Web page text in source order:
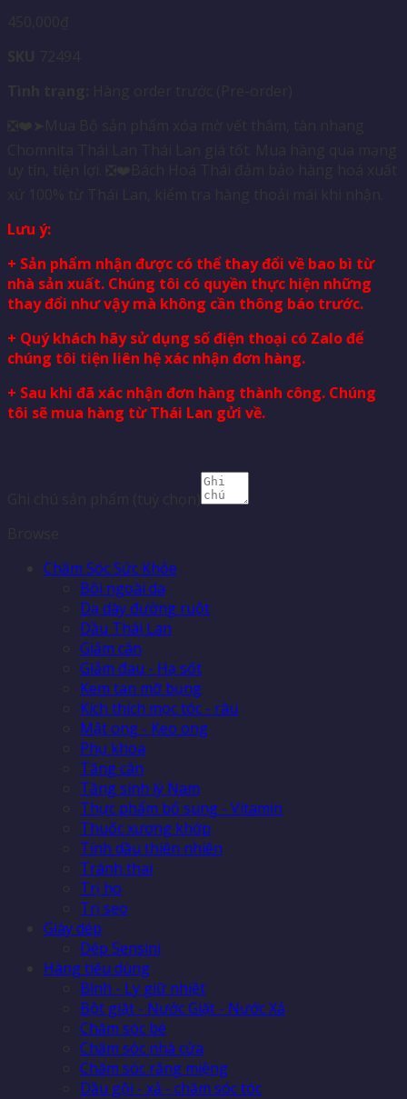
Lưu ý:
+ Sản phẩm nhận được có thể thay đổi về bao bì từ
nhà sản xuất. Chúng tôi có quyền thực hiện những
thay đổi như vậy mà không cần thông báo trước.
+ Quý khách hãy sử dụng số điện thoại có Zalo để
chúng tôi tiện liên hệ xác nhận đơn hàng.
+ Sau khi đã xác nhận đơn hàng thành công. Chúng
tôi sẽ mua hàng từ Thái Lan gửi về.
Chăm Sóc Sức Khỏe
Bôi ngoài da
Dạ dày đường ruột
Dầu Thái Lan
Giảm cân
Giảm đau - Hạ sốt
Kem tan mỡ bụng
Kích thích mọc tóc - râu
Mật ong - Keo ong
Phụ khoa
Tăng cân
Tăng sinh lý Nam
Thực phẩm bổ sung - Vitamin
Thuốc xương khớp
Tinh dầu thiên nhiên
Tránh thai
Trị ho
Trị sẹo
Giày dép
Dép Sensini
Hàng tiêu dùng
Bình - Ly giữ nhiệt
Bột giặt - Nước Giặt - Nước Xả
Chăm sóc bé
Chăm sóc nhà cửa
Chăm sóc răng miệng
Dầu gội - xả - chăm sóc tóc